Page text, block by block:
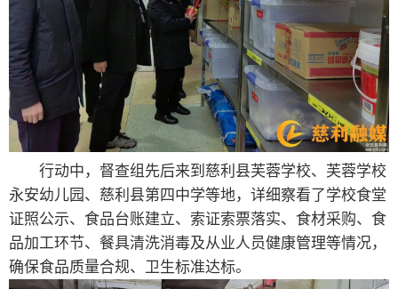
行动中，督查组先后来到慈利县芙蓉学校、芙蓉学校
永安幼儿园、慈利县第四中学等地，详细察看了学校食堂
证照公示、食品台账建立、索证索票落实、食材采购、食
品加工环节、餐具清洗消毒及从业人员健康管理等情况，
确保食品质量合规、卫生标准达标。